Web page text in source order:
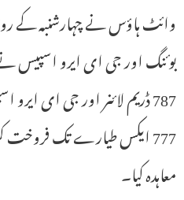
وائٹ ہاؤس نے چہارشنبہ کے
787 ڈریم لائنر اور جی ای
معاہدہ کیا۔